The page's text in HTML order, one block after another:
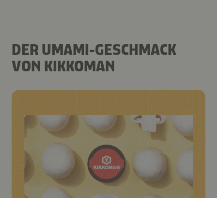
DER UMAMI-GESCHMACK
VON KIKKOMAN